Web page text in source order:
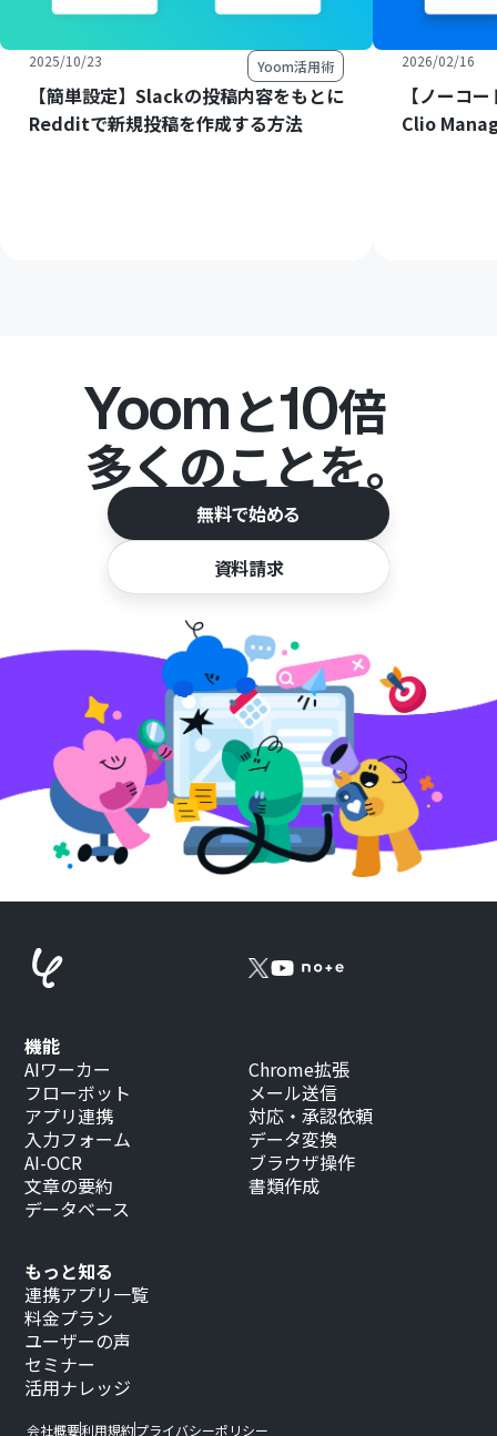
2025/10/23 Yoom活用術
【簡単設定】Slackの投稿内容をもとに
Redditで新規投稿を作成する方法
2026/02/16
【ノーコ
Clio
Yoomと10倍
多くのことを。
無料で始める
資料請求
もっと知る
連携アプリ一覧
料金プラン
ユーザーの声
セミナー
活用ナレッジ
機能
AIワーカー
フローボット
アプリ連携
入力フォーム
AI-OCR
文章の要約
データベース
Chrome拡張
メール送信
対応・承認依頼
データ変換
ブラウザ操作
書類作成
会社概要利用規約プライバシーポリシー